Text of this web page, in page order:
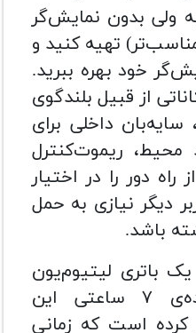
ولی بدون نمایش‌گر
تهیه کنید و
خود بهره ببرید.
از قبیل بلندگوی
داخلی برای
محیط، ریموت‌کنترل
راه دور را در اختیار
دیگر نیازی به حمل
باشد.
باتری لیتیوم‌یون
(Sony f750)،‌ استفاده‌ی ۷ ساعتی این
کرده است که زمانی